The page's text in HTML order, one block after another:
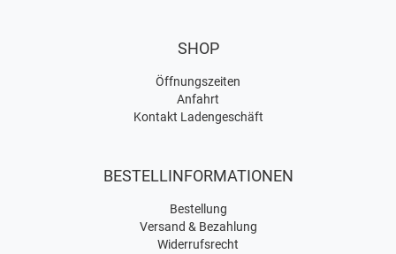
SHOP
Öffnungszeiten
Anfahrt
Kontakt Ladengeschäft
BESTELLINFORMATIONEN
Bestellung
Versand & Bezahlung
Widerrufsrecht